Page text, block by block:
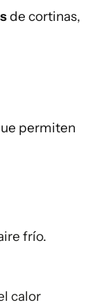
de cortinas,
permiten
frío.
calor